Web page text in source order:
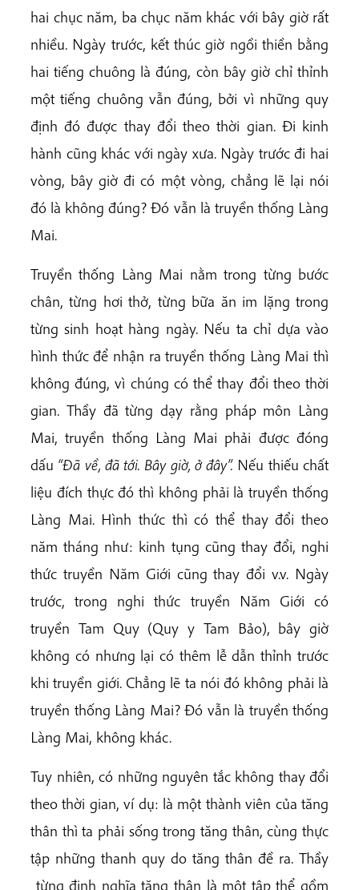
hai chục năm, ba chục năm khác với bây giờ rất
nhiều. Ngày trước, kết thúc giờ ngồi thiền bằng
hai tiếng chuông là đúng, còn bây giờ chỉ thỉnh
một tiếng chuông vẫn đúng, bởi vì những quy
định đó được thay đổi theo thời gian. Đi kinh
hành cũng khác với ngày xưa. Ngày trước đi hai
vòng, bây giờ đi có một vòng, chẳng lẽ lại nói
đó là không đúng? Đó vẫn là truyền thống Làng
Mai.
Truyền thống Làng Mai nằm trong từng bước
chân, từng hơi thở, từng bữa ăn im lặng trong
từng sinh hoạt hàng ngày. Nếu ta chỉ dựa vào
hình thức để nhận ra truyền thống Làng Mai thì
không đúng, vì chúng có thể thay đổi theo thời
gian. Thầy đã từng dạy rằng pháp môn Làng
Mai, truyền thống Làng Mai phải được đóng
dấu “Đã về, đã tới. Bây giờ, ở đây”. Nếu thiếu chất
liệu đích thực đó thì không phải là truyền thống
Làng Mai. Hình thức thì có thể thay đổi theo
năm tháng như: kinh tụng cũng thay đổi, nghi
thức truyền Năm Giới cũng thay đổi v.v. Ngày
trước, trong nghi thức truyền Năm Giới có
truyền Tam Quy (Quy y Tam Bảo), bây giờ
không có nhưng lại có thêm lễ dẫn thỉnh trước
khi truyền giới. Chẳng lẽ ta nói đó không phải là
truyền thống Làng Mai? Đó vẫn là truyền thống
Làng Mai, không khác.
Tuy nhiên, có những nguyên tắc không thay đổi
theo thời gian, ví dụ: là một thành viên của tăng
thân thì ta phải sống trong tăng thân, cùng thực
tập những thanh quy do tăng thân đề ra. Thầy
từng định nghĩa tăng thân là một tập thể gồm